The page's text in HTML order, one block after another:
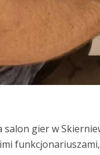
salon gier w